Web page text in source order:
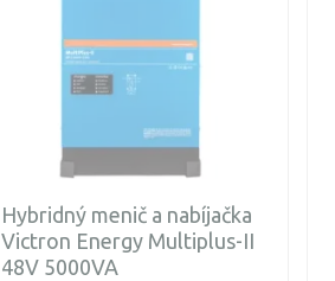
Hybridný menič a nabíjačka
Victron Energy Multiplus-II
48V 5000VA